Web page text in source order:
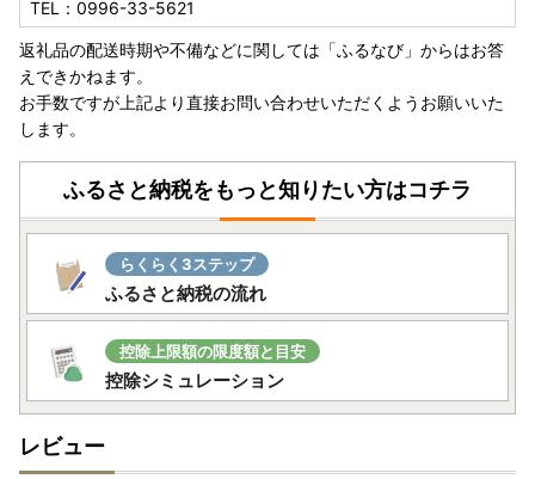
破損・誤納品などがございましたら、到着から5日以内に、
到着時の状態の写真を添付の上、電子メールにてお問い合わ
せください。日数が経ったものに関しては、ご対応いたしか
ねる場合がございますのでご了承ください。
・本市ではご寄附への感謝の形として、国の定める返礼品の
寄附額に対する割合を最大限考慮し、返礼品の開発に努めて
おります。長期不在等で返礼品の再送を行った場合、本市が
ふるさと納税制度の対象とならなくなる恐れがあります。そ
のため、大変心苦しいですが、寄附者様のご都合による再送
は原則行っておりませんのでご了承くださいますようお願い
申し上げます。
・のしご希望の方はのしの表書きを必ずご記載ください。記
載がない場合、無地のしとなります。
【お問い合わせ先】
TEL：0996-33-5621
返礼品の配送時期や不備などに関しては「ふるなび」からはお答
えできかねます。
お手数ですが上記より直接お問い合わせいただくようお願いいた
します。
ふるさと納税をもっと知りたい方はコチラ
らくらく3ステップ
ふるさと納税の流れ
控除上限額の限度額と目安
控除シミュレーション
レビュー